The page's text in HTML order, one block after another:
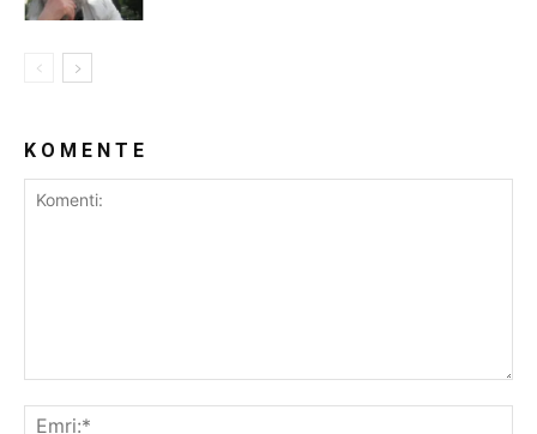
K O M E N T E